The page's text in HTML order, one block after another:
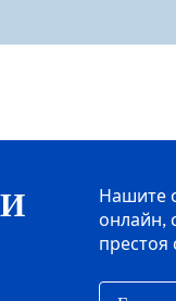
Нашите
онлайн,
престоя